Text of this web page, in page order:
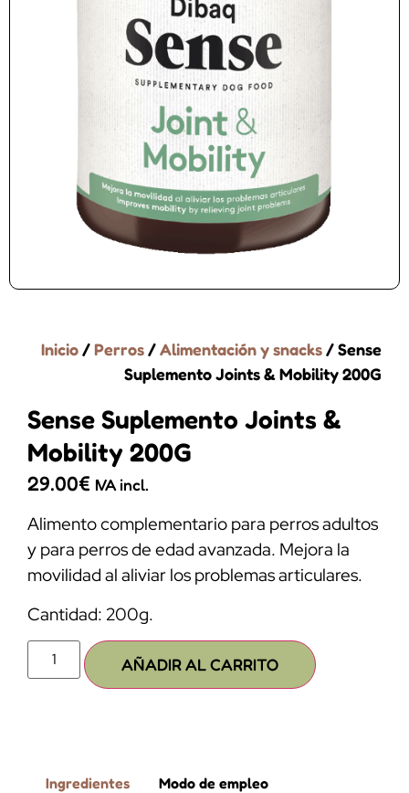
Inicio/Perros/Alimentación y snacks/ Sense
Suplemento Joints & Mobility 200G
Sense Suplemento Joints &
Mobility 200G
29.00€ IVA incl.
Alimento complementario para perros adultos
y para perros de edad avanzada. Mejora la
movilidad al aliviar los problemas articulares.
Cantidad: 200g.
AÑADIR AL CARRITO
Ingredientes Modo de empleo